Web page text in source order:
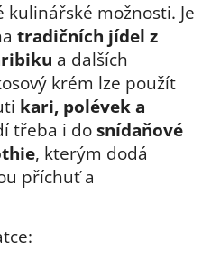
možnosti. Je
tradičních jídel z
a dalších
krém lze použít
kari, polévek a
třeba i do snídaňové
, kterým dodá
příchuť a